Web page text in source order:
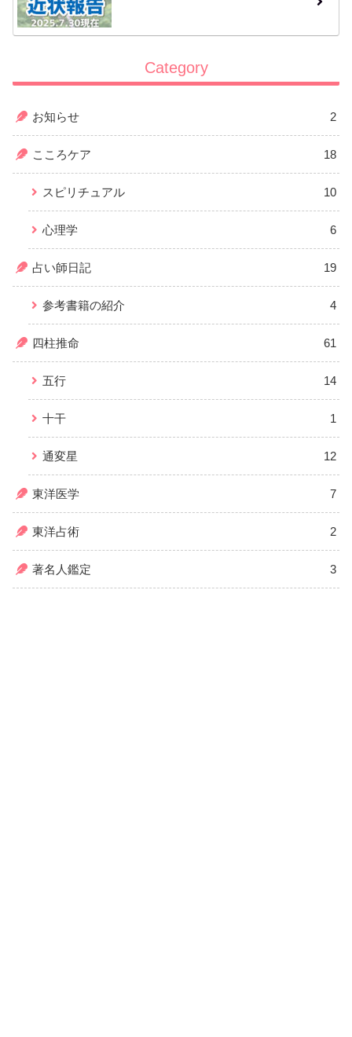
Category
お知らせ 2
こころケア 18
スピリチュアル 10
心理学 6
占い師日記 19
参考書籍の紹介 4
四柱推命 61
五行 14
十干 1
通変星 12
東洋医学 7
東洋占術 2
著名人鑑定 3